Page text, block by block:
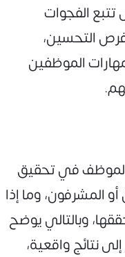
الفجوات
التحسين،
الموظفين
الموظف في تحقيق
المشرفون، وما إذا
وبالتالي يوضح
نتائج واقعية،